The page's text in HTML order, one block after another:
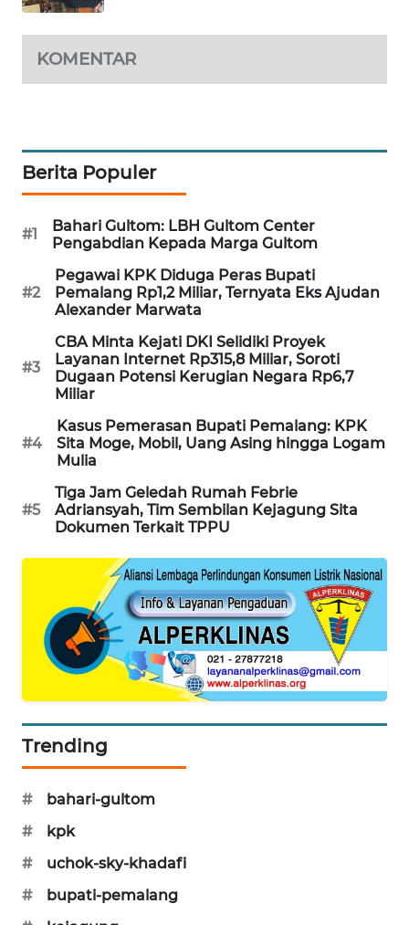
KOMENTAR
Berita Populer
#1
Bahari Gultom: LBH Gultom Center
Pengabdian Kepada Marga Gultom
#2
Pegawai KPK Diduga Peras Bupati
Pemalang Rp1,2 Miliar, Ternyata Eks Ajudan
Alexander Marwata
#3
CBA Minta Kejati DKI Selidiki Proyek
Layanan Internet Rp315,8 Miliar, Soroti
Dugaan Potensi Kerugian Negara Rp6,7
Miliar
#4
Kasus Pemerasan Bupati Pemalang: KPK
Sita Moge, Mobil, Uang Asing hingga Logam
Mulia
#5
Tiga Jam Geledah Rumah Febrie
Adriansyah, Tim Sembilan Kejagung Sita
Dokumen Terkait TPPU
Trending
#
bahari-gultom
#
kpk
#
uchok-sky-khadafi
#
bupati-pemalang
OTOMOTIF
WAHANA
WISATA
WAHANA
Network
KONSUMEN
LISTRIK
KELISTRIKAN
ID
MARTABAT
NET
WATCH
MKLI
LPKKI
KOPEKLIN